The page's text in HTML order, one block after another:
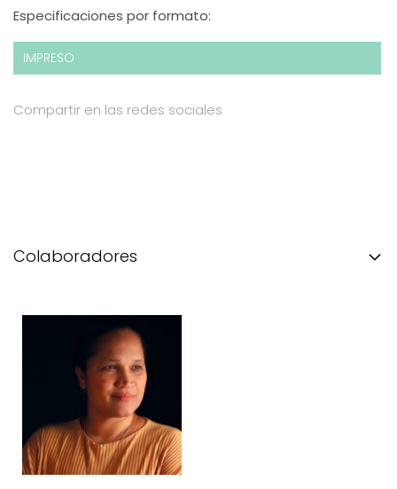
Especificaciones por formato:
IMPRESO
Compartir en las redes sociales
Colaboradores